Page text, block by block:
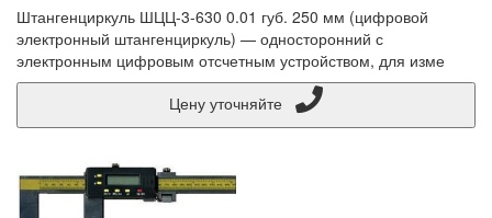
Штангенциркуль ШЦЦ-3-630 0.01 губ. 250 мм (цифровой
электронный штангенциркуль) — односторонний с
электронным цифровым отсчетным устройством, для изме